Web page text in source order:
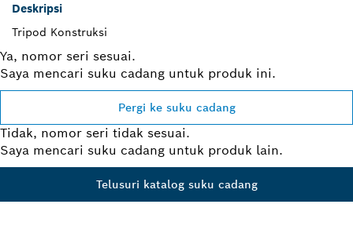
Deskripsi
Tripod Konstruksi
Ya, nomor seri sesuai.
Saya mencari suku cadang untuk produk ini.
Pergi ke suku cadang
Tidak, nomor seri tidak sesuai.
Saya mencari suku cadang untuk produk lain.
Telusuri katalog suku cadang